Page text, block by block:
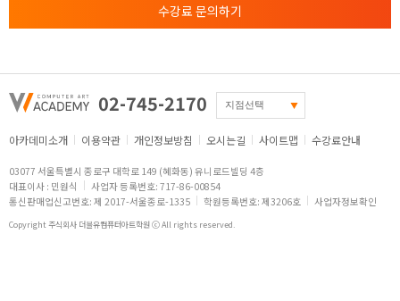
수강료 문의하기
02-745-2170
아카데미소개 이용약관 개인정보방침 오시는길 사이트맵 수강료안내
03077 서울특별시 종로구 대학로 149 (혜화동) 유니로드빌딩 4층
대표이사 : 민원식
사업자 등록번호: 717-86-00854
통신판매업신고번호: 제 2017-서울종로-1335
학원등록번호: 제3206호 사업자정보확인
Copyright 주식회사 더블유컴퓨터아트학원 ⓒ All rights reserved.